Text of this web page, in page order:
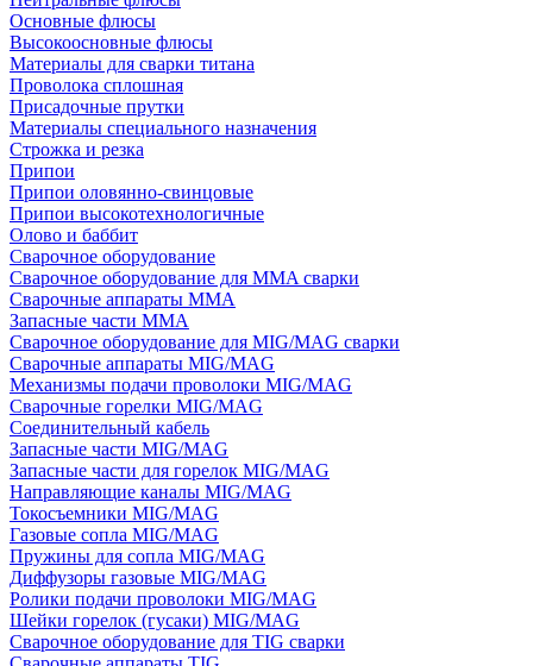
Основные флюсы
Высокоосновные флюсы
Материалы для сварки титана
Проволока сплошная
Присадочные прутки
Материалы специального назначения
Строжка и резка
Припои
Припои оловянно-свинцовые
Припои высокотехнологичные
Олово и баббит
Сварочное оборудование
Сварочное оборудование для MMA сварки
Сварочные аппараты MMA
Запасные части MMA
Сварочное оборудование для MIG/MAG сварки
Сварочные аппараты MIG/MAG
Механизмы подачи проволоки MIG/MAG
Сварочные горелки MIG/MAG
Соединительный кабель
Запасные части MIG/MAG
Запасные части для горелок MIG/MAG
Направляющие каналы MIG/MAG
Токосъемники MIG/MAG
Газовые сопла MIG/MAG
Пружины для сопла MIG/MAG
Диффузоры газовые MIG/MAG
Ролики подачи проволоки MIG/MAG
Шейки горелок (гусаки) MIG/MAG
Сварочное оборудование для TIG сварки